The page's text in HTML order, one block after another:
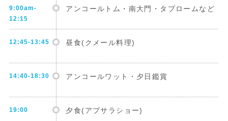
9:00am‐
12:15
アンコールトム・南大門・タプロームなど
12:45-13:45 昼食(クメール料理)
14:40-18:30 アンコールワット・夕日鑑賞
19:00 夕食(アプサラショー)